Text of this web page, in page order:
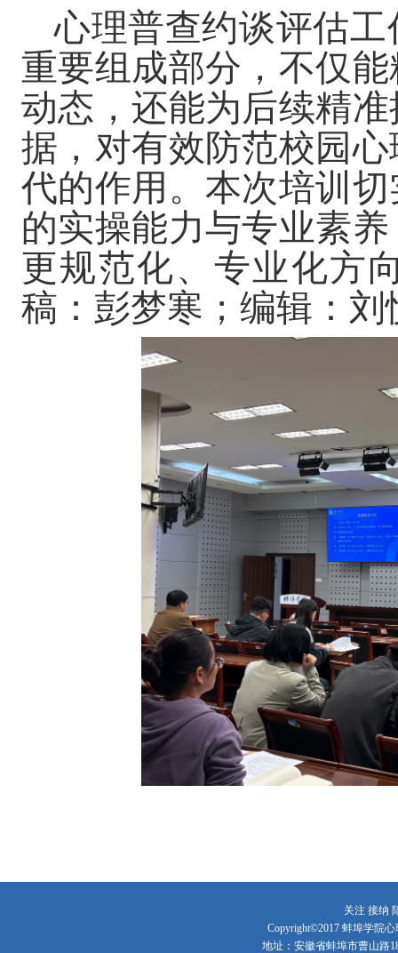
心理普查约谈评估
重要组成部分，不仅
动态，还能为后续精
据，对有效防范校园
代的作用。本次培训
的实操能力与专业素
更规范化、专业化方
稿：彭梦寒；编辑：
关注 接纳
Copyright©2017 蚌埠学院
地址：安徽省蚌埠市曹山路